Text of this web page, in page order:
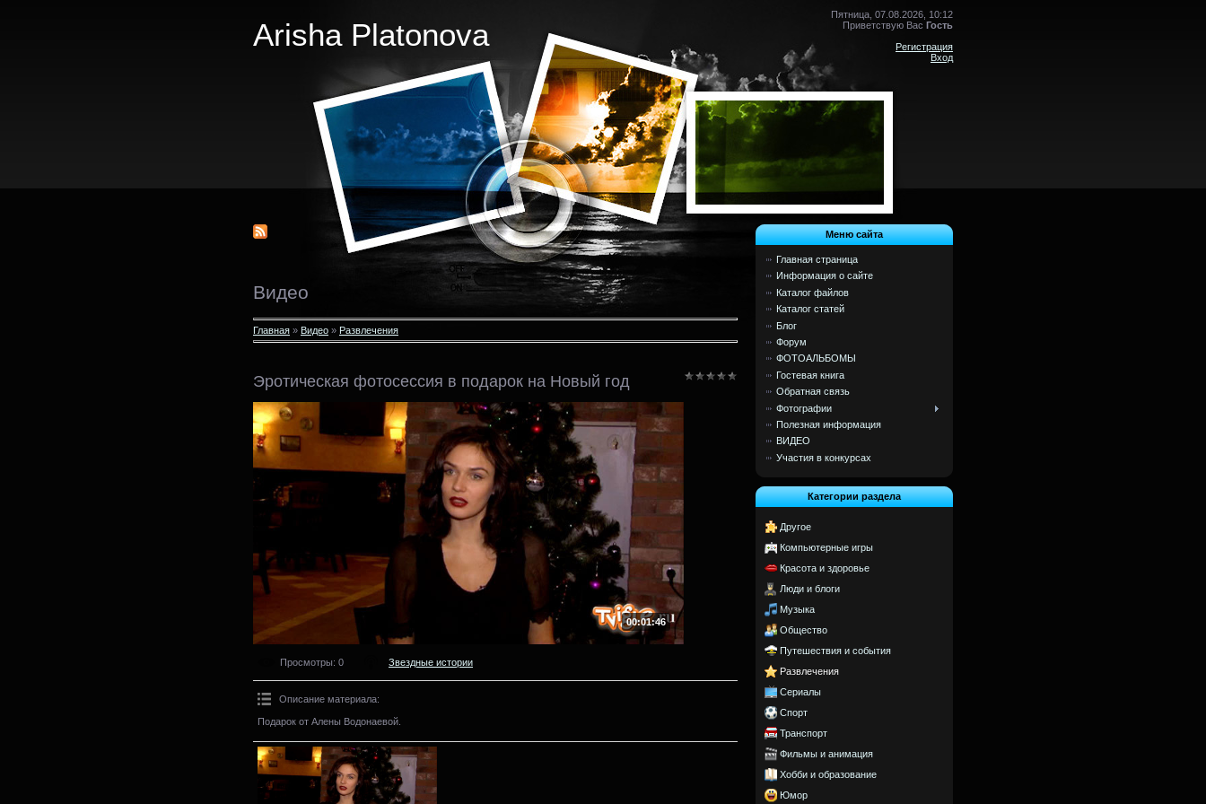
Arisha Platonova
Пятница, 07.08.2026, 10:12
Приветствую Вас Гость
Регистрация
Вход
Видео
Главная » Видео » Развлечения
Эротическая фотосессия в подарок на Новый год
00:01:46
Просмотры: 0 Звездные истории
Описание материала:
Подарок от Алены Водонаевой.
Меню сайта
Главная страница
Информация о сайте
Каталог файлов
Каталог статей
Блог
Форум
ФОТОАЛЬБОМЫ
Гостевая книга
Обратная связь
Фотографии
Полезная информация
ВИДЕО
Участия в конкурсах
Категории раздела
Другое
Компьютерные игры
Красота и здоровье
Люди и блоги
Музыка
Общество
Путешествия и события
Развлечения
Сериалы
Спорт
Транспорт
Фильмы и анимация
Хобби и образование
Юмор